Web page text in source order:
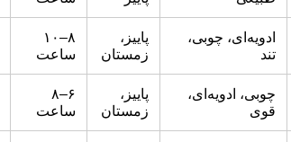
ادویه‌ای، چوبی،
تند
پاییز،
زمستان
۸–۱۰
ساعت
چوبی، ادویه‌ای،
قوی
پاییز،
زمستان
۶–۸
ساعت